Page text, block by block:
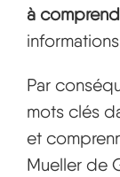
à
Par
mots clés
et
Mueller de